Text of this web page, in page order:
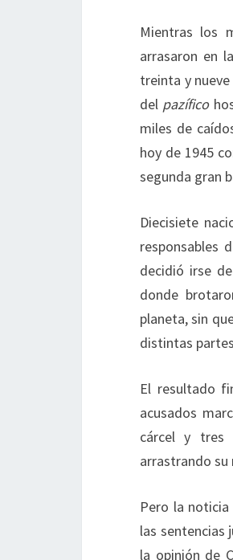
Mientras los
arrasaron en
treinta y
del pazífico
miles de
hoy de 1945
segunda gran
Diecisiete
responsables
decidió irse
donde
planeta, sin
distintas
El resultado
acusados
cárcel y tres
arrastrando su
Pero la
las sentencias
la opinión de